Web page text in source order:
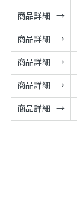
商品詳細
商品詳細
商品詳細
商品詳細
商品詳細